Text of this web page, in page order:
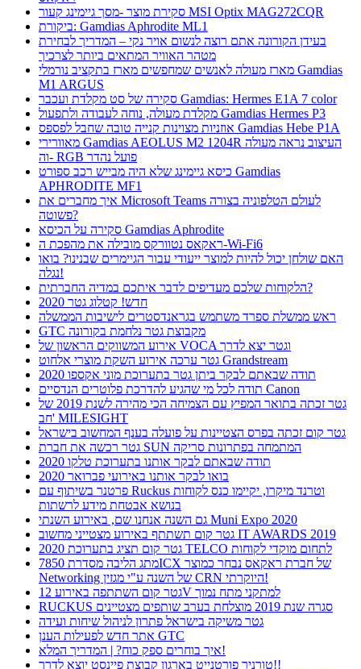
סקירת מוצר -מסך גיימינג קעור MSI Optix MAG272CQR
ביקורת: Gamdias Aphrodite ML1
בעידן הקורונה אתם רוצה לנשום אויר נקי – המדריך לבחירת
מטהר האוויר המתאים ביותר לצרכיך
מארז מעולה לאנשים שמחפשים מארז בתקציב נורמלי Gamdias
M1 ARGUS
סקירה של סט מקלדת ועכבר Gamdias: Hermes E1A 7 color
מקלדת מעולה, נוחה לעבודה ולתפעול Gamdias Hermes P3
אוזניות מצוינות קנייה טובה שחבל לפספס Gamdias Hebe P1A
מאוורירי Gamdias AEOLUS M2 1204R העיצוב נראה מעולה
וה- RGB פועל נהדר
כיסא גיימינג שלא היה מבייש רכב ספורט Gamdias
APHRODITE MF1
איך מחברים את Microsoft Teams לעולם הטלפוניה בצורה
פשוטה?
סקירה על הכיסא Gamdias Aphrodite
ראקאס נטוורקס מובילה את מהפכת ה-Wi-Fi6
האם שולחן יכול להיות למוצר ייעודי עבור הגיימרים שבנינו? בואו
נגלה!
הלקוחות שלכם מעדיפים לדבר איתכם במדיה החברתית?
חדש! קטלוג גטר 2020
ראש ממשלת ספרד משתמש בגראנדסטרים לישיבות הממשלה
GTC מקבוצת גטר נלחמת בקורונה
אירוע המשווקים הראשון של VOCA וגטר יצא לדרך
גטר ערכה אירוע השקת מוצרי אלחוט Grandstream
תודה שבאתם לבקר ביתן גטר בתערוכת מוני אקספו 2020
תודה לכל מי שהגיע להדרכת פלוטרים הנדסיים Canon
גטר זכתה בתואר המפיץ עם הצמיחה הכי מהירה לשנת 2019 של
חב' MILESIGHT
גטר קום זכתה בפרס הצטיינות על פועלה בענף המחשוב בישראל
גטר רכשה את חברת SUN המתמחה בפתרונות סריקה
תודה שבאתם לבקר אותנו בתערוכת טלקו 2020
בואו לבקר אותנו באירועי פברואר 2020
פרטנר בשיתוף עם Ruckus וטרנד מיקרו, יקיימו כנס לקוחות
בנושא אבטחת מידע לרשתות
גם השנה אנחנו שם, באירוע השנתי Muni Expo 2020
גטר קום תשתתף באירוע מצטייני מחשוב IT AWARDS 2019
גטר קום תציג בתערוכת 2020 TELCO לתחום מוקדי לקוחות
מתג הליבה מסדרת 7850ICX של חברת ראקאס נבחר כמוצר
Networking של השנה ע"י מגזין CRN היוקרתי!
גטר קום השתתפה באירוע 12V למתקני מתח נמוך
RUCKUS סגרה שנת 2019 מוצלחת בערב שותפים מצטיינים
גטר משיקה בישראל פתרון לניהול שיחות ועידה
אתר חדש לפעילות הענן GTC
איך בוחרים ספק כוח? | המדריך המלא!
טורניר פורטנייט בארגון קבוצת פיינסט יוצא לדרך!!